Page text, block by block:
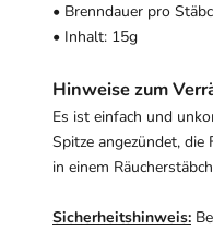
• Brenndauer pro
• Inhalt: 15g
Hinweise zum
Es ist einfach und
Spitze angezündet,
in einem
Sicherheitshinweis: